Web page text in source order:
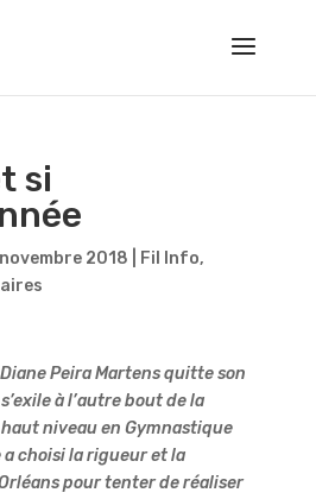
si
2018 Fil Info,
Peira Martens quitte son
à l’autre bout de la
niveau en Gymnastique
a choisi la rigueur et la
pour tenter de réaliser